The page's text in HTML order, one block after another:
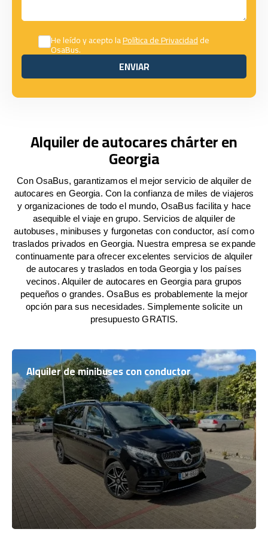
He leído y acepto laPolítica de Privacidadde
OsaBus.
ENVIAR
ENVIAR
Alquiler de autocares chárter en
Georgia
Con OsaBus, garantizamos el mejor servicio de alquiler de
autocares en Georgia. Con la confianza de miles de viajeros
y organizaciones de todo el mundo, OsaBus facilita y hace
asequible el viaje en grupo. Servicios de alquiler de
autobuses, minibuses y furgonetas con conductor, así como
traslados privados en Georgia. Nuestra empresa se expande
continuamente para ofrecer excelentes servicios de alquiler
de autocares y traslados en toda Georgia y los países
vecinos. Alquiler de autocares en Georgia para grupos
pequeños o grandes. OsaBus es probablemente la mejor
opción para sus necesidades. Simplemente solicite un
presupuesto GRATIS.
Alquiler de minibuses con conductor